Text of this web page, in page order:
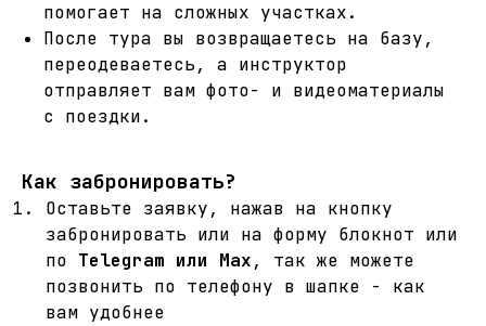
помогает на сложных участках.
После тура вы возвращаетесь на базу,
переодеваетесь, а инструктор
отправляет вам фото- и видеоматериалы
с поездки.
Как забронировать?
Оставьте заявку, нажав на кнопку
забронировать или на форму блокнот или
по Telegram или Max, так же можете
позвонить по телефону в шапке - как
вам удобнее